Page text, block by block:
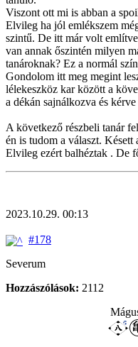
Viszont ott mi is abban a
Elvileg ha jól emlékszem
szintű. De itt már volt
van annak őszintén milyen
tanároknak? Ez a normál
Gondolom itt meg megint
lélekeszköz kar között a
a dékán sajnálkozva és
A következő részbeli tanár
én is tudom a választ.
Elvileg ezért balhéztak . De
2023.10.29. 00:13
#178
Severum
Hozzászólások: 2112